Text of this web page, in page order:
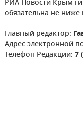
РИА Новости Крым
обязательна не ниже
Главный редактор:
Адрес электронной
Телефон Редакции: 7